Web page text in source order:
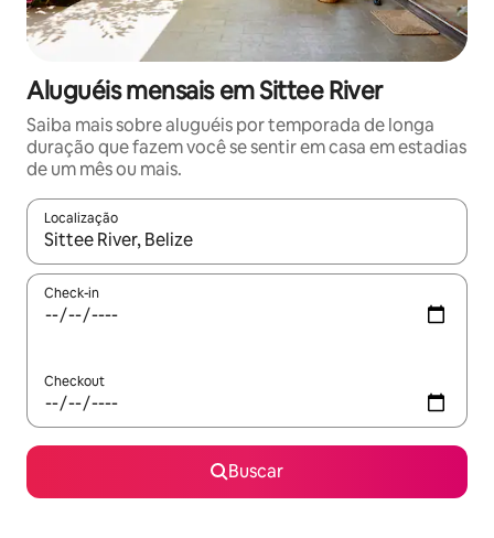
Aluguéis mensais em Sittee River
Saiba mais sobre aluguéis por temporada de longa
duração que fazem você se sentir em casa em estadias
de um mês ou mais.
Localização
Quando os resultados estiverem disponíveis, explore-os
Check-in
Checkout
Buscar